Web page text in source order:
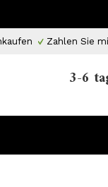
Zahlen Sie
3-6